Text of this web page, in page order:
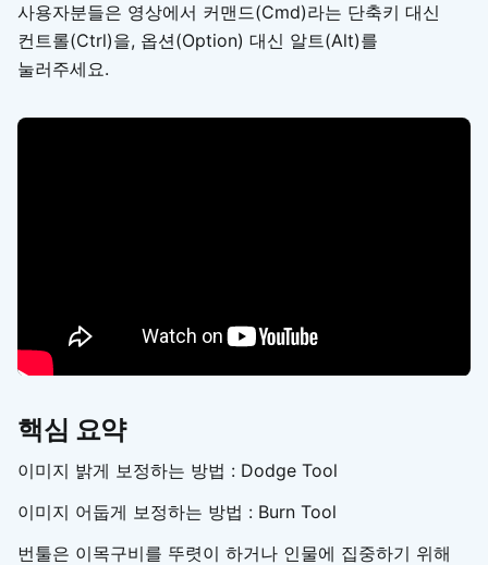
사용자분들은 영상에서 커맨드(Cmd)라는 단축키 대신
컨트롤(Ctrl)을, 옵션(Option) 대신 알트(Alt)를
눌러주세요.
핵심 요약
이미지 밝게 보정하는 방법 : Dodge Tool
이미지 어둡게 보정하는 방법 : Burn Tool
번툴은 이목구비를 뚜렷이 하거나 인물에 집중하기 위해